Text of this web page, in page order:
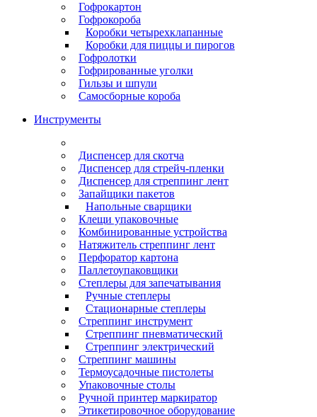
Гофрокартон
Гофрокороба
Коробки четырехклапанные
Коробки для пиццы и пирогов
Гофролотки
Гофрированные уголки
Гильзы и шпули
Самосборные короба
Инструменты
Диспенсер для скотча
Диспенсер для стрейч-пленки
Диспенсер для стреппинг лент
Запайщики пакетов
Напольные сварщики
Клещи упаковочные
Комбинированные устройства
Натяжитель стреппинг лент
Перфоратор картона
Паллетоупаковщики
Степлеры для запечатывания
Ручные степлеры
Стационарные степлеры
Стреппинг инструмент
Стреппинг пневматический
Стреппинг электрический
Стреппинг машины
Термоусадочные пистолеты
Упаковочные столы
Ручной принтер маркиратор
Этикетировочное оборудование